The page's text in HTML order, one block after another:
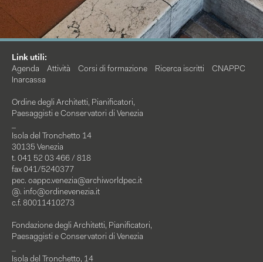
Link utili:
Agenda
Attività Corsi di formazione Ricerca iscritti
CNAPPC
Inarcassa
Ordine degli Architetti, Pianificatori,
Paesaggisti e Conservatori di Venezia
Isola del Tronchetto 14
30135 Venezia
t. 041 52 03 466 / 818
fax 041/5240377
pec. oappc.venezia@archiworldpec.it
@. info@ordinevenezia.it
c.f. 80011410273
Fondazione degli Architetti, Pianificatori,
Paesaggisti e Conservatori di Venezia
Isola del Tronchetto, 14